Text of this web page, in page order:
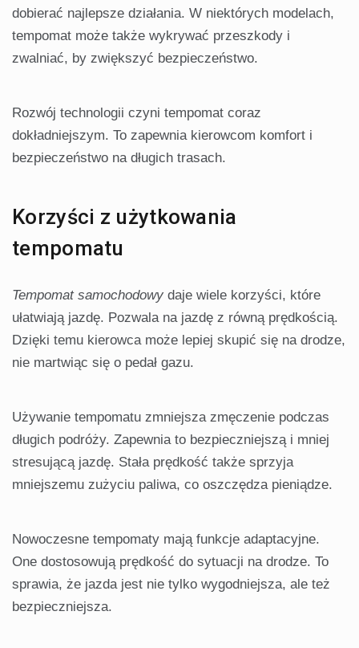
dobierać najlepsze działania. W niektórych modelach,
tempomat może także wykrywać przeszkody i
zwalniać, by zwiększyć bezpieczeństwo.
Rozwój technologii czyni tempomat coraz
dokładniejszym. To zapewnia kierowcom komfort i
bezpieczeństwo na długich trasach.
Korzyści z użytkowania
tempomatu
Tempomat samochodowy daje wiele korzyści, które
ułatwiają jazdę. Pozwala na jazdę z równą prędkością.
Dzięki temu kierowca może lepiej skupić się na drodze,
nie martwiąc się o pedał gazu.
Używanie tempomatu zmniejsza zmęczenie podczas
długich podróży. Zapewnia to bezpieczniejszą i mniej
stresującą jazdę. Stała prędkość także sprzyja
mniejszemu zużyciu paliwa, co oszczędza pieniądze.
Nowoczesne tempomaty mają funkcje adaptacyjne.
One dostosowują prędkość do sytuacji na drodze. To
sprawia, że jazda jest nie tylko wygodniejsza, ale też
bezpieczniejsza.